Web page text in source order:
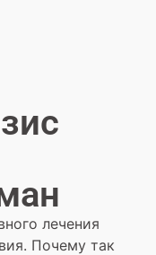
лечения
Почему так